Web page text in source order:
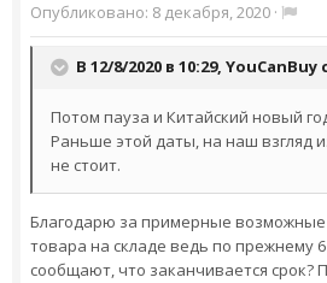
Опубликовано: 8 декабря, 2020 ·
В 12/8/2020 в 10:29, YouCanBuy
Потом пауза и Китайский новый
Раньше этой даты, на наш взгляд
не стоит.
Благодарю за примерные возможные
товара на складе ведь по прежнему
сообщают, что заканчивается срок?